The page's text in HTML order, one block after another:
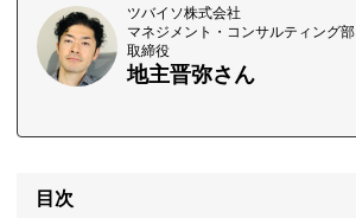
ツバイソ株式会社
マネジメント・コンサルティング部
取締役
地主晋弥さん
目次